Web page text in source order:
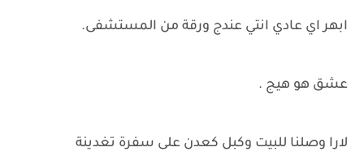
ابهر اي عادي انتي عندج ورقة من المستشفى.
عشق هو هيج .
لارا وصلنا للبيت وكبل كعدن على سفرة تغدينة